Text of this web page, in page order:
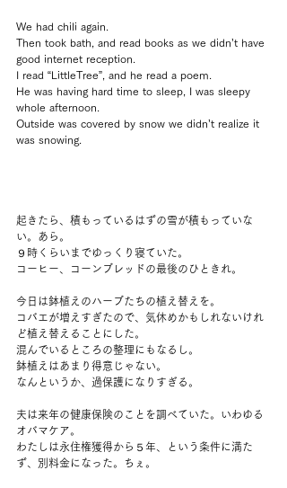
We had chili again.
Then took bath, and read books as we didn’t have
good internet reception.
I read “LittleTree”, and he read a poem.
He was having hard time to sleep, I was sleepy
whole afternoon.
Outside was covered by snow we didn’t realize it
was snowing.
起きたら、積もっているはずの雪が積もっていな
い。あら。
９時くらいまでゆっくり寝ていた。
コーヒー、コーンブレッドの最後のひときれ。
今日は鉢植えのハーブたちの植え替えを。
コバエが増えすぎたので、気休めかもしれないけれ
ど植え替えることにした。
混んでいるところの整理にもなるし。
鉢植えはあまり得意じゃない。
なんというか、過保護になりすぎる。
夫は来年の健康保険のことを調べていた。いわゆる
オバマケア。
わたしは永住権獲得から５年、という条件に満た
ず、別料金になった。ちぇ。